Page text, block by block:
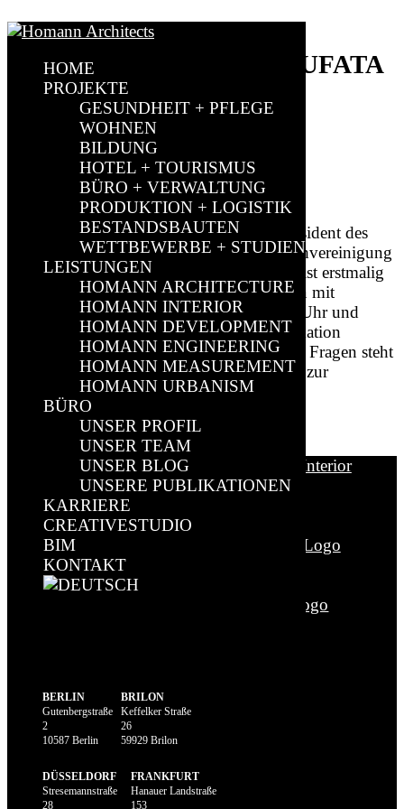
HOME
PROJEKTE
GESUNDHEIT + PFLEGE
WOHNEN
BILDUNG
HOTEL + TOURISMUS
BÜRO + VERWALTUNG
PRODUKTION + LOGISTIK
BESTANDSBAUTEN
WETTBEWERBE + STUDIEN
LEISTUNGEN
HOMANN ARCHITECTURE
HOMANN INTERIOR
HOMANN DEVELOPMENT
HOMANN ENGINEERING
HOMANN MEASUREMENT
HOMANN URBANISM
BÜRO
UNSER PROFIL
UNSER TEAM
UNSER BLOG
UNSERE PUBLIKATIONEN
KARRIERE
CREATIVESTUDIO
BIM
KONTAKT
EMANUEL HOMANN
REFERIERT AUF DER BUFATA
DES FKT
Am 19.06.2018 eröffnet Horst Träger (Präsident des
FKT) die Bundesfachtagung 2018 der Fachvereinigung
Krankenhaustechnik e. V. . In diesem Jahr ist erstmalig
auch ein Vertreter von Homann Architekten mit
Emanuel Homann dabei. Zwischen 13:00 Uhr und
13:30 Uhr referiert er über Building Information
Modeling im Krankenhausbau. Für weitere Fragen steht
er im Anschluss an den Vortrag auch gerne zur
Verfügung.
Weitere Infos gibt es unter: FKT.de
BERLIN
Gutenbergstraße
2
10587 Berlin
BRILON
Keffelker Straße
26
59929 Brilon
DÜSSELDORF
Stresemannstraße
28
FRANKFURT
Hanauer Landstraße
153